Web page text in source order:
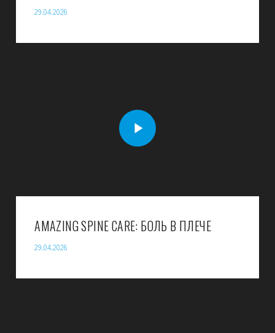
29.04.2026
AMAZING SPINE CARE: БОЛЬ В ПЛЕЧЕ
29.04.2026